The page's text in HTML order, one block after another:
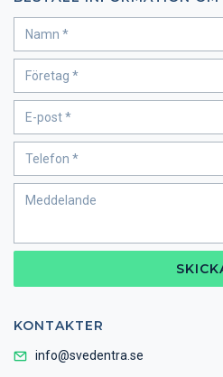
KONTAKTER
info@svedentra.se